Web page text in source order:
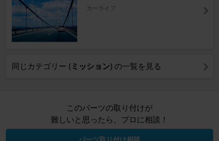
カーライフ
同じカテゴリー ( ミッション) の一覧を見る
このパーツの取り付けが
難しいと思ったら、プロに相談！